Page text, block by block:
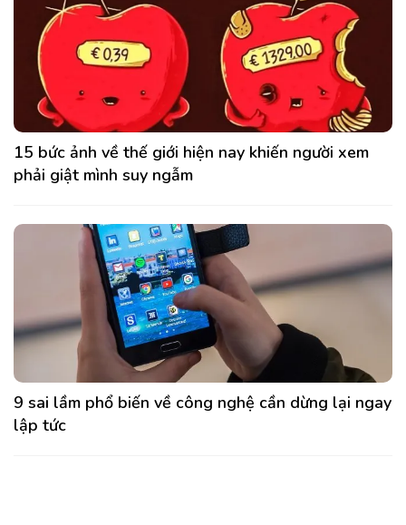
15 bức ảnh về thế giới hiện nay khiến người xem
phải giật mình suy ngẫm
9 sai lầm phổ biến về công nghệ cần dừng lại ngay
lập tức